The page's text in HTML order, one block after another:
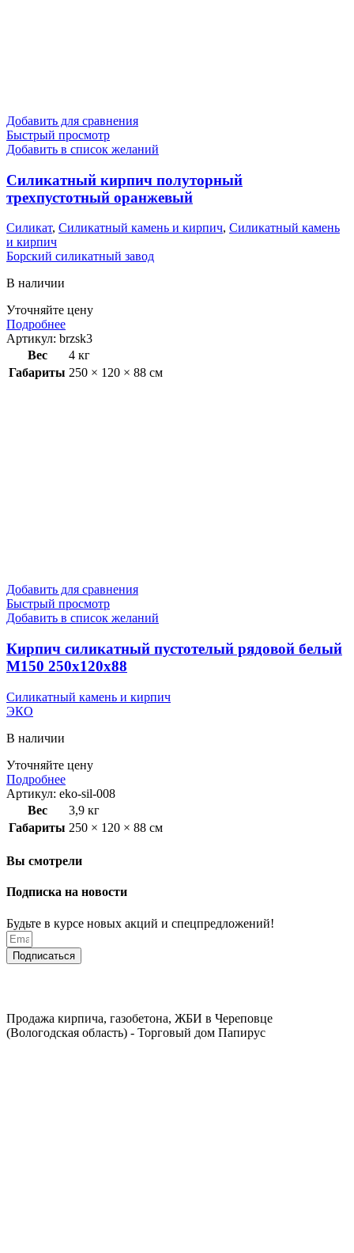
Добавить для сравнения
Быстрый просмотр
Добавить в список желаний
Силикатный кирпич полуторный
трехпустотный оранжевый
Силикат, Силикатный камень и кирпич, Силикатный камень
и кирпич
Борский силикатный завод
В наличии
Уточняйте цену
Подробнее
Артикул: brzsk3
Вес
4 кг
Габариты 250 × 120 × 88 см
Добавить для сравнения
Быстрый просмотр
Добавить в список желаний
Кирпич силикатный пустотелый рядовой белый
M150 250х120х88
Силикатный камень и кирпич
ЭКО
В наличии
Уточняйте цену
Подробнее
Артикул: eko-sil-008
Вес
3,9 кг
Габариты 250 × 120 × 88 см
Вы смотрели
Подписка на новости
Будьте в курсе новых акций и спецпредложений!
Подписаться
Продажа кирпича, газобетона, ЖБИ в Череповце
(Вологодская область) - Торговый дом Папирус